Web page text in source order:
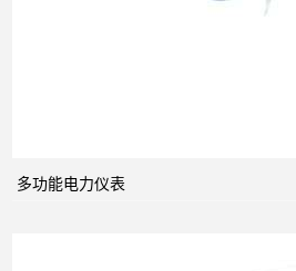
多功能电力仪表